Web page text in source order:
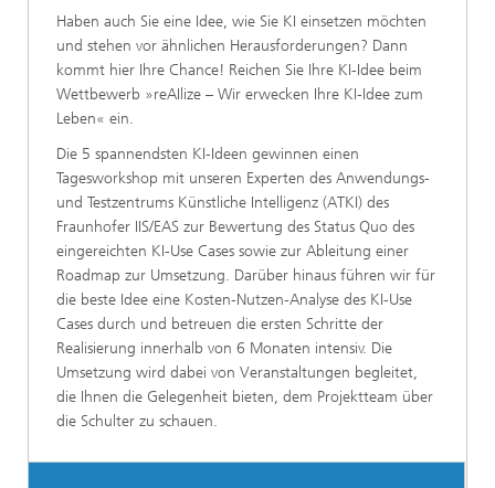
Haben auch Sie eine Idee, wie Sie KI einsetzen möchten
und stehen vor ähnlichen Herausforderungen? Dann
kommt hier Ihre Chance! Reichen Sie Ihre KI-Idee beim
Wettbewerb »reAIlize – Wir erwecken Ihre KI-Idee zum
Leben« ein.
Die 5 spannendsten KI-Ideen gewinnen einen
Tagesworkshop mit unseren Experten des Anwendungs-
und Testzentrums Künstliche Intelligenz (ATKI) des
Fraunhofer IIS/EAS zur Bewertung des Status Quo des
eingereichten KI-Use Cases sowie zur Ableitung einer
Roadmap zur Umsetzung. Darüber hinaus führen wir für
die beste Idee eine Kosten-Nutzen-Analyse des KI-Use
Cases durch und betreuen die ersten Schritte der
Realisierung innerhalb von 6 Monaten intensiv. Die
Umsetzung wird dabei von Veranstaltungen begleitet,
die Ihnen die Gelegenheit bieten, dem Projektteam über
die Schulter zu schauen.